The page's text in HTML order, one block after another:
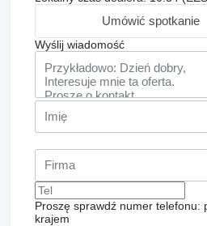
Umówić spotkanie
Wyślij wiadomość
Proszę sprawdź numer telefonu:
krajem